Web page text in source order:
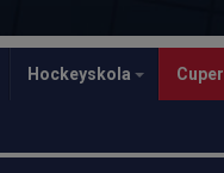
Hockeyskola Cuper